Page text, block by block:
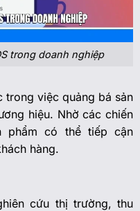
trong doanh nghiệp
việc quảng bá sản
hiệu. Nhờ các chiến
phẩm có thể tiếp cận
hàng.
cứu thị trường, thu